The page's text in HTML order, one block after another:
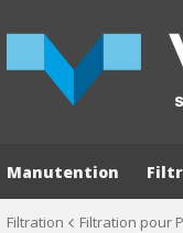
Manutention
Filtration Filtration pour